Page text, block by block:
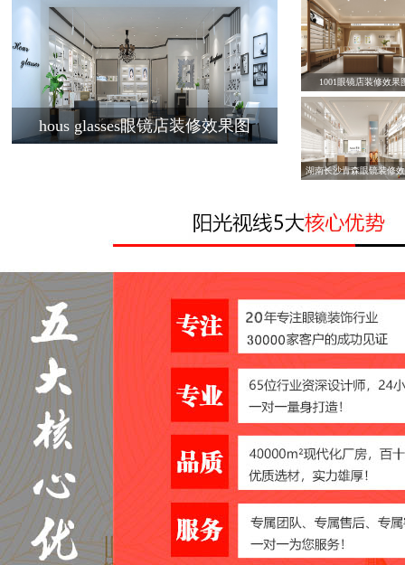
hous glasses眼镜店装修效果图
1001眼镜店装修效果
湖南长沙青森眼镜装修